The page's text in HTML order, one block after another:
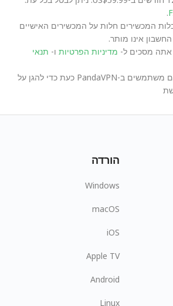
.
המכשירים חלות על המכשירים האישיים
אינו מותר.
אתה מסכים ל- מדיניות הפרטיות ו- תנאי
123,769,643 משתמשים משתמשים ב-PandaVPN כעת כדי להגן על
הורדה
Windows
macOS
iOS
Apple TV
Android
Linux